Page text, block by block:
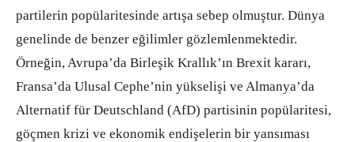
partilerin popülaritesinde artışa sebep olmuştur. Dünya
genelinde de benzer eğilimler gözlemlenmektedir.
Örneğin, Avrupa’da Birleşik Krallık’ın Brexit kararı,
Fransa’da Ulusal Cephe’nin yükselişi ve Almanya’da
Alternatif für Deutschland (AfD) partisinin popülaritesi,
göçmen krizi ve ekonomik endişelerin bir yansıması